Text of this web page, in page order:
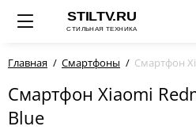
Главная Смартфоны Смартфон
Смартфон Xiaomi
Blue